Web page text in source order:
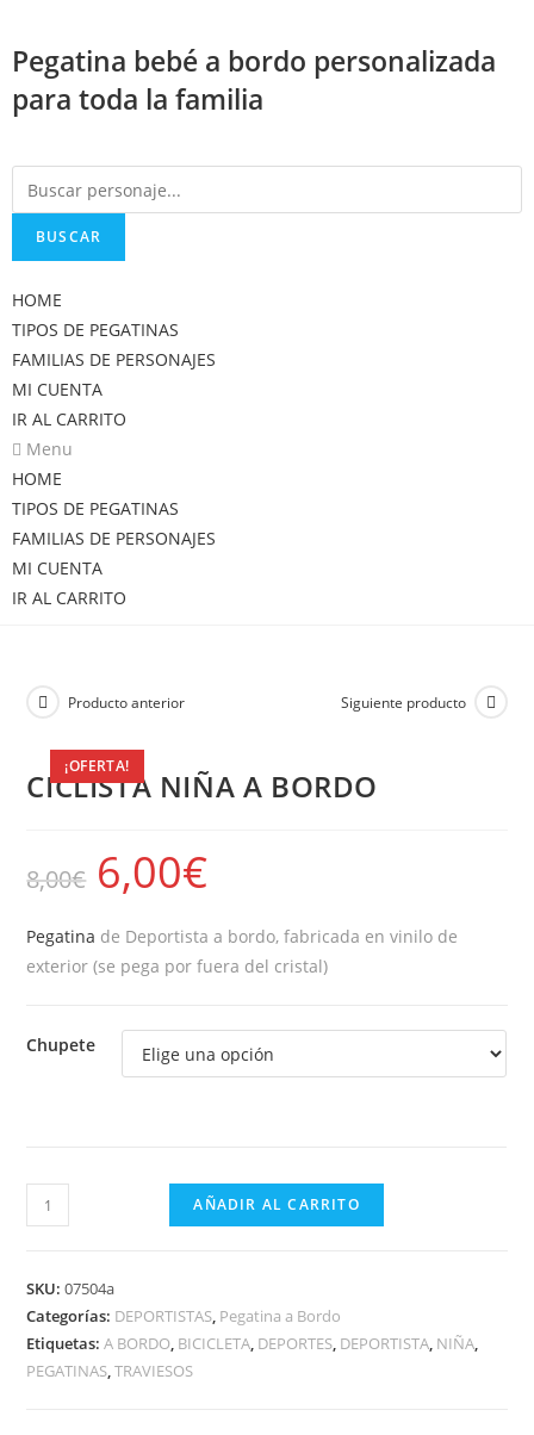
contenido
Pegatina bebé a bordo personalizada
para toda la familia
BUSCAR
HOME
TIPOS DE PEGATINAS
FAMILIAS DE PERSONAJES
MI CUENTA
IR AL CARRITO
Menu
HOME
TIPOS DE PEGATINAS
FAMILIAS DE PERSONAJES
MI CUENTA
IR AL CARRITO
¡OFERTA!
Producto anterior Siguiente producto
CICLISTA NIÑA A BORDO
8,00€ 6,00€
Pegatina de Deportista a bordo, fabricada en vinilo de
exterior (se pega por fuera del cristal)
Chupete
CICLISTA
NIÑA
BORDO
cantidad
AÑADIR AL CARRITO
SKU:07504a
Categorías: DEPORTISTAS, Pegatina a Bordo
Etiquetas:A BORDO, BICICLETA, DEPORTES, DEPORTISTA, NIÑA,
PEGATINAS,TRAVIESOS